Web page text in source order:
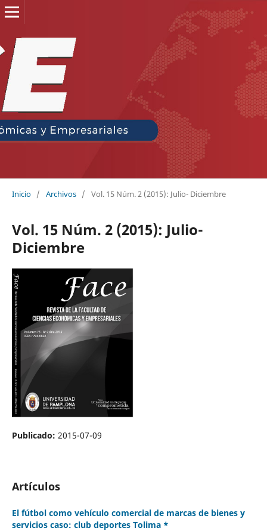
Inicio / Archivos / Vol. 15 Núm. 2 (2015): Julio- Diciembre
Vol. 15 Núm. 2 (2015): Julio-
Diciembre
Publicado: 2015-07-09
Artículos
El fútbol como vehículo comercial de marcas de bienes y
servicios caso: club deportes Tolima *